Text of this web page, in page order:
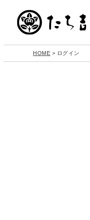
HOME ログイン